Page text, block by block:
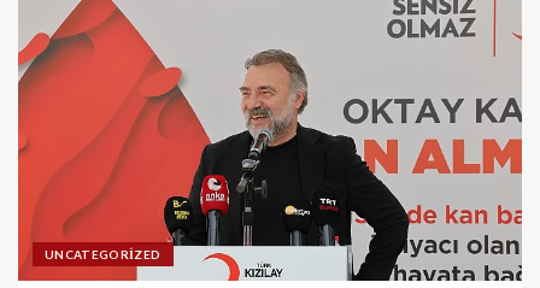
UNCATEGORIZED